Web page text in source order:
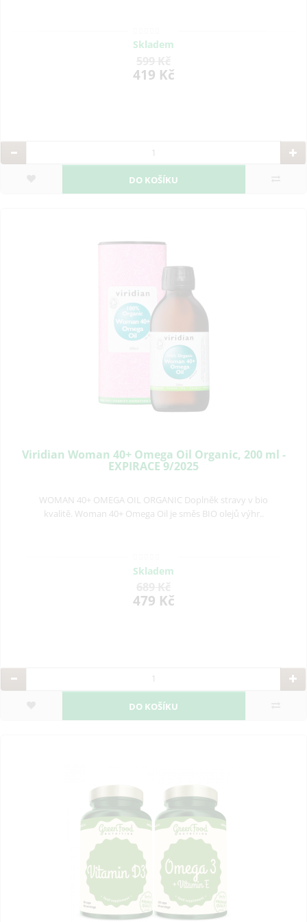
Skladem
419 Kč
DO KOŠÍKU
Viridian Woman 40+ Omega Oil Organic, 200 ml -
EXPIRACE 9/2025
WOMAN 40+ OMEGA OIL ORGANIC Doplněk stravy v bio
kvalitě. Woman 40+ Omega Oil je směs BIO olejů výhr..
Skladem
479 Kč
DO KOŠÍKU